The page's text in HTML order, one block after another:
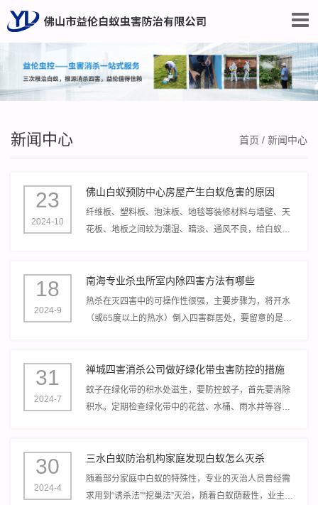
新闻中心 首页 / 新闻中心
23
2024-10
佛山白蚁预防中心房屋产生白蚁危害的原因
纤维板、塑料板、泡沫板、地毯等装修材料与墙壁、天
花板、地板之间较为潮湿、暗淡、通风不良，给白蚁创
18
2024-9
南海专业杀虫所室内除四害方法有哪些
热杀在灭四害中的可操作性很强，主要步骤为，将开水
（或65度以上的热水）倒入四害群居处，要留意的是要
31
2024-7
禅城四害消杀公司做好绿化带虫害防控的措施
蚊子在绿化带的积水处滋生，要防控蚊子，首先要消除
积水。定期检查绿化带中的花盆、水桶、雨水井等容易
30
2024-4
三水白蚁防治机构家庭发现白蚁怎么灭杀
随着部分家庭中白蚁的特殊性，专业的灭治人员曾经需
求用到“诱杀法”“挖巢法”灭治，随着白蚁荫蔽性，业主很